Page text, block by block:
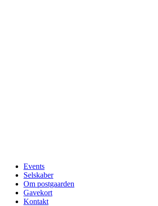
Events
Selskaber
Om postgaarden
Gavekort
Kontakt